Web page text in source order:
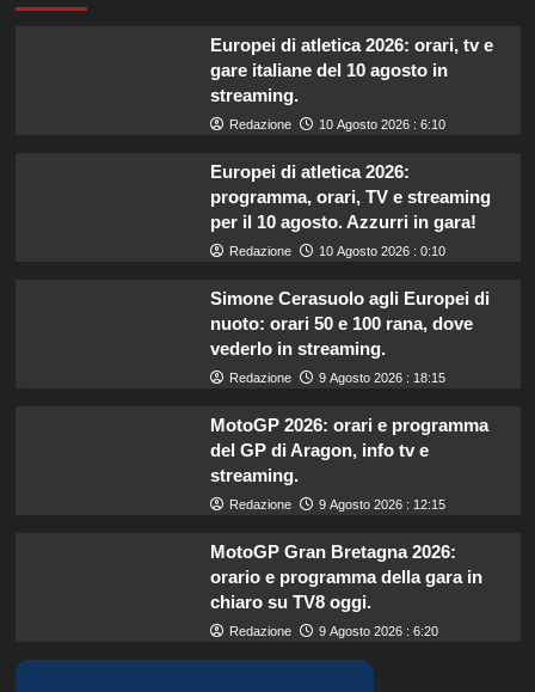
Europei di atletica 2026: orari, tv e
gare italiane del 10 agosto in
streaming.
Redazione 10 Agosto 2026 : 6:10
Europei di atletica 2026:
programma, orari, TV e streaming
per il 10 agosto. Azzurri in gara!
Redazione 10 Agosto 2026 : 0:10
Simone Cerasuolo agli Europei di
nuoto: orari 50 e 100 rana, dove
vederlo in streaming.
Redazione 9 Agosto 2026 : 18:15
MotoGP 2026: orari e programma
del GP di Aragon, info tv e
streaming.
Redazione 9 Agosto 2026 : 12:15
MotoGP Gran Bretagna 2026:
orario e programma della gara in
chiaro su TV8 oggi.
Redazione 9 Agosto 2026 : 6:20